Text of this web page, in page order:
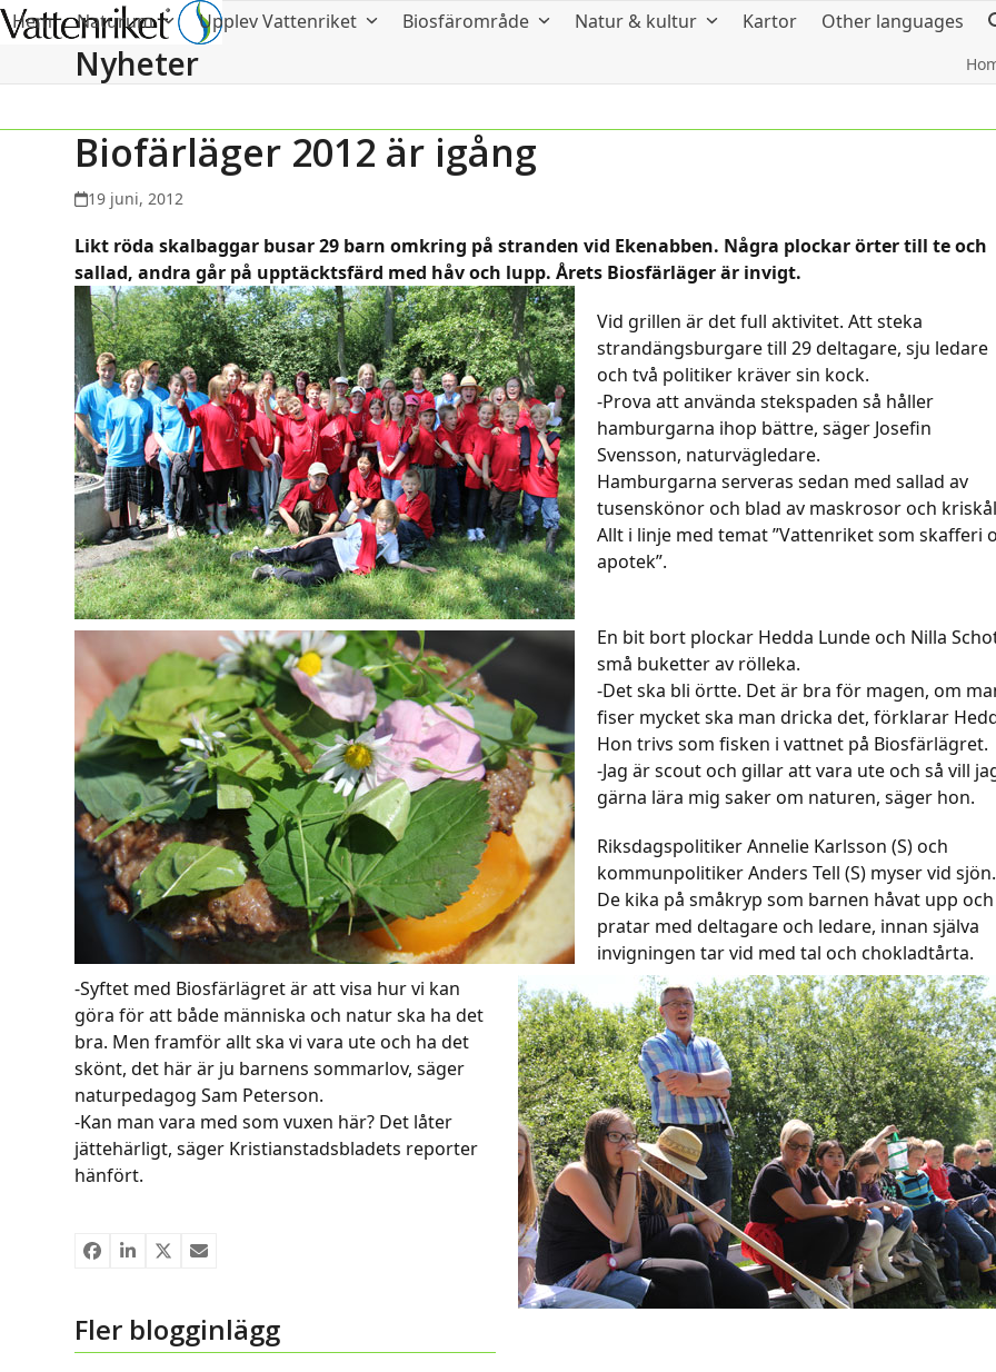
Hem Naturum Upplev Vattenriket Biosfärområde Natur & kultur Kartor Other languages
Nyheter
Biofärläger 2012 är igång
19 juni, 2012
Likt röda skalbaggar busar 29 barn omkring på stranden vid Ekenabben. Några plockar örter till te och
sallad, andra går på upptäcktsfärd med håv och lupp. Årets Biosfärläger är invigt.
Vid grillen är det full aktivitet. Att steka
strandängsburgare till 29 deltagare, sju ledare
och två politiker kräver sin kock.
-Prova att använda stekspaden så håller
hamburgarna ihop bättre, säger Josefin
Svensson, naturvägledare.
Hamburgarna serveras sedan med sallad av
tusenskönor och blad av maskrosor och
Allt i linje med temat ”Vattenriket som skafferi
apotek”.
En bit bort plockar Hedda Lunde och Nilla
små buketter av rölleka.
-Det ska bli örtte. Det är bra för magen, om
fiser mycket ska man dricka det, förklarar
Hon trivs som fisken i vattnet på Biosfärlägret.
-Jag är scout och gillar att vara ute och så vill
gärna lära mig saker om naturen, säger hon.
Riksdagspolitiker Annelie Karlsson (S) och
kommunpolitiker Anders Tell (S) myser vid sjön.
De kika på småkryp som barnen håvat upp och
pratar med deltagare och ledare, innan själva
invigningen tar vid med tal och chokladtårta.
-Syftet med Biosfärlägret är att visa hur vi kan
göra för att både människa och natur ska ha det
bra. Men framför allt ska vi vara ute och ha det
skönt, det här är ju barnens sommarlov, säger
naturpedagog Sam Peterson.
-Kan man vara med som vuxen här? Det låter
jättehärligt, säger Kristianstadsbladets reporter
hänfört.
Fler blogginlägg